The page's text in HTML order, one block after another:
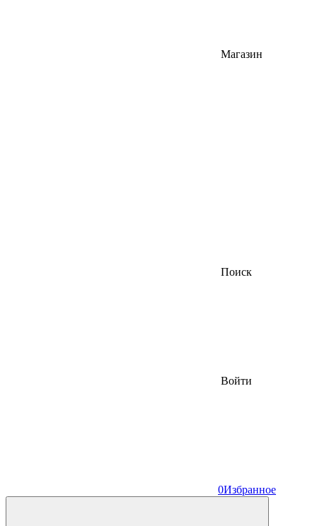
Магазин
Поиск
Войти
0Избранное